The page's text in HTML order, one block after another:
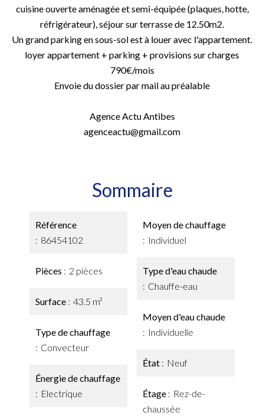
cuisine ouverte aménagée et semi-équipée (plaques, hotte,
réfrigérateur), séjour sur terrasse de 12.50m2.
Un grand parking en sous-sol est à louer avec l'appartement.
loyer appartement + parking + provisions sur charges
790€/mois
Envoie du dossier par mail au préalable
Agence Actu Antibes
agenceactu@gmail.com
Sommaire
Référence
86454102
Pièces 2 pièces
Surface 43.5 m²
Type de chauffage
Convecteur
Énergie de chauffage
Electrique
Moyen de chauffage
Individuel
Type d'eau chaude
Chauffe-eau
Moyen d'eau chaude
Individuelle
État Neuf
Étage
Rez-de-
chaussée